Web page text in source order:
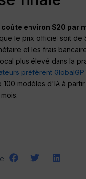
coûte environ $20 par
le prix officiel soit de
et les frais
plus élevé dans la
préfèrent
100 modèles d'IA à partir
: